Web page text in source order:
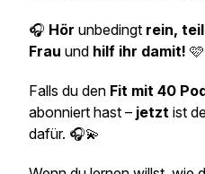
🎧 Hör unbedingt rein,
Frau und hilf ihr damit! 🩷
Falls du den Fit mit 40
abonniert hast – jetzt ist
dafür. 🎧💫